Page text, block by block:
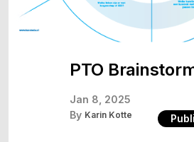
PTO
Jan 8, 2025
By Karin Kotte